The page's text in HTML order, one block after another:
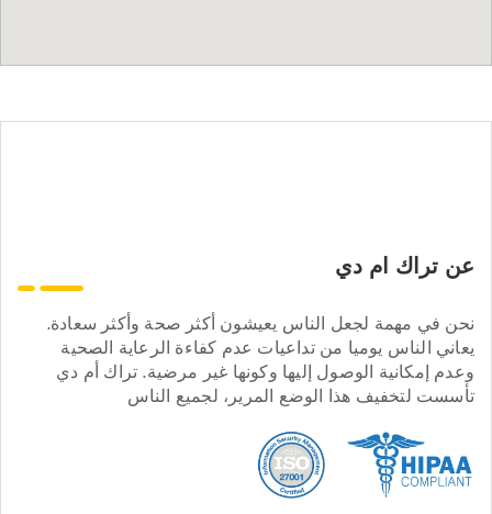
عن تراك ام دي
نحن في مهمة لجعل الناس يعيشون أكثر صحة وأكثر سعادة.
يعاني الناس يوميا من تداعيات عدم كفاءة الرعاية الصحية
وعدم إمكانية الوصول إليها وكونها غير مرضية. تراك أم دي
تأسست لتخفيف هذا الوضع المرير، لجميع الناس